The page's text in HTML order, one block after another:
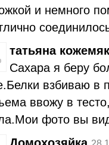
и немного
татьяна
Сахара я беру
взбиваю в
ввожу в
фото вы